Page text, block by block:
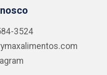
3524